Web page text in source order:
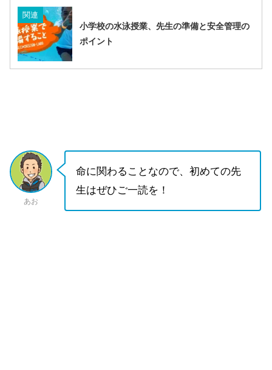
関連
小学校の水泳授業、先生の準備と安全管理の
ポイント
あお
命に関わることなので、初めての先
生はぜひご一読を！